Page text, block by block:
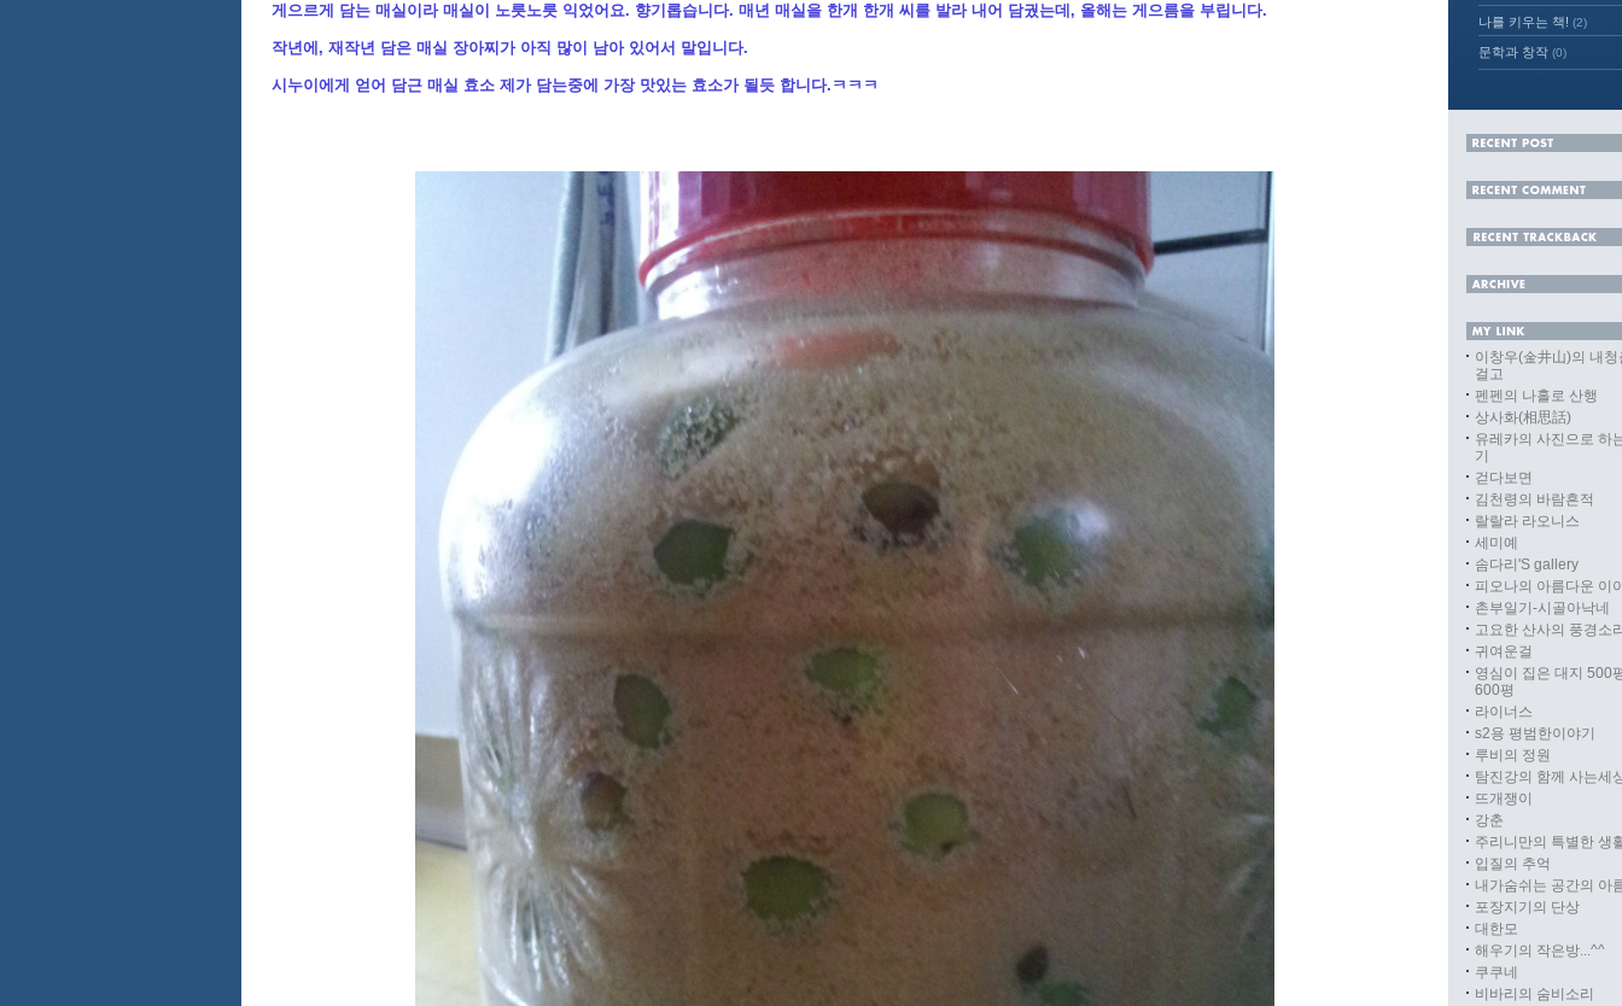
나를 키우는 책! (2)
문학과 창작 (0)
이창우(金井山)의 내청
걸고
펜펜의 나홀로 산행
상사화(相思話)
유레카의 사진으로 하
기
걷다보면
김천령의 바람흔적
랄랄라 라오니스
세미예
솜다리'S gallery
피오나의 아름다운 이
촌부일기-시골아낙네
고요한 산사의 풍경소
귀여운걸
영심이 집은 대지 500
600평
라이너스
s2용 평범한이야기
루비의 정원
탐진강의 함께 사는세
뜨개쟁이
강춘
주리니만의 특별한 생
입질의 추억
내가숨쉬는 공간의 아
포장지기의 단상
대한모
해우기의 작은방...^^
쿠쿠네
비바리의 숨비소리
게으르게 담는 매실이라 매실이 노릇노릇 익었어요. 향기롭습니다. 매년 매실을 한개 한개 씨를 발라 내어 담궜는데, 올해는 게으름을 부립니다.
작년에, 재작년 담은 매실 장아찌가 아직 많이 남아 있어서 말입니다.
시누이에게 얻어 담근 매실 효소 제가 담는중에 가장 맛있는 효소가 될듯 합니다.ㅋㅋㅋ